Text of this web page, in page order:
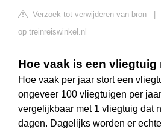
Verzoek tot verwijderen van bron
op treinreiswinkel.nl
Hoe vaak is een vliegtuig
Hoe vaak per jaar stort een
ongeveer 100 vliegtuigen per
vergelijkbaar met 1 vliegtuig dat
dagen. Dagelijks worden er